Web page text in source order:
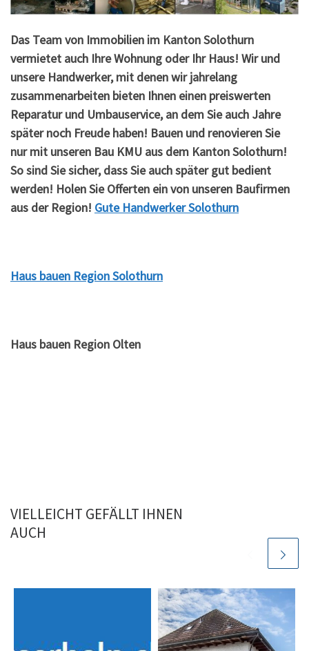
Das Team von Immobilien im Kanton Solothurn
vermietet auch Ihre Wohnung oder Ihr Haus! Wir und
unsere Handwerker, mit denen wir jahrelang
zusammenarbeiten bieten Ihnen einen preiswerten
Reparatur und Umbauservice, an dem Sie auch Jahre
später noch Freude haben! Bauen und renovieren Sie
nur mit unseren Bau KMU aus dem Kanton Solothurn!
So sind Sie sicher, dass Sie auch später gut bedient
werden! Holen Sie Offerten ein von unseren Baufirmen
aus der Region! Gute Handwerker Solothurn
Haus bauen Region Solothurn
Haus bauen Region Olten
VIELLEICHT GEFÄLLT IHNEN
AUCH